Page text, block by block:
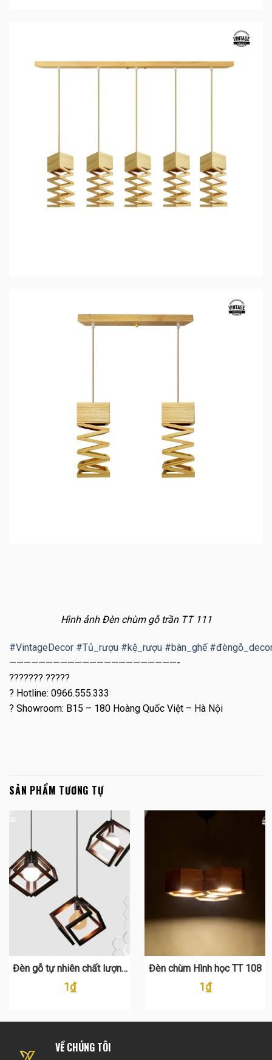
Hình ảnh Đèn chùm gỗ trần TT 111
#VintageDecor #Tủ_rượu #kệ_rượu #bàn_ghế #
———————————————————————-
??????? ?????
? Hotline: 0966.555.333
? Showroom: B15 – 180 Hoàng Quốc Việt – Hà Nội
SẢN PHẨM TƯƠNG TỰ
Đèn gỗ tự nhiên chất lượng
hàng đầu TT 109
1₫
Đèn chùm Hình học TT 108
1₫
VỀ CHÚNG TÔI